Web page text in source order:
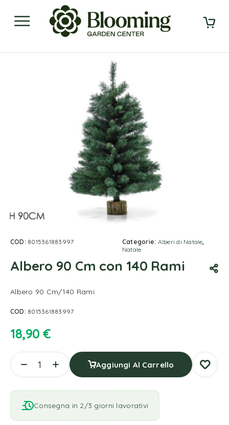
COD: 8015361883997 Categorie: Alberi di Natale,
Natale
Albero 90 Cm con 140 Rami
Albero 90 Cm/140 Rami
COD: 8015361883997
18,90 €
Aggiungi Al Carrello
Consegna in 2/3 giorni lavorativi